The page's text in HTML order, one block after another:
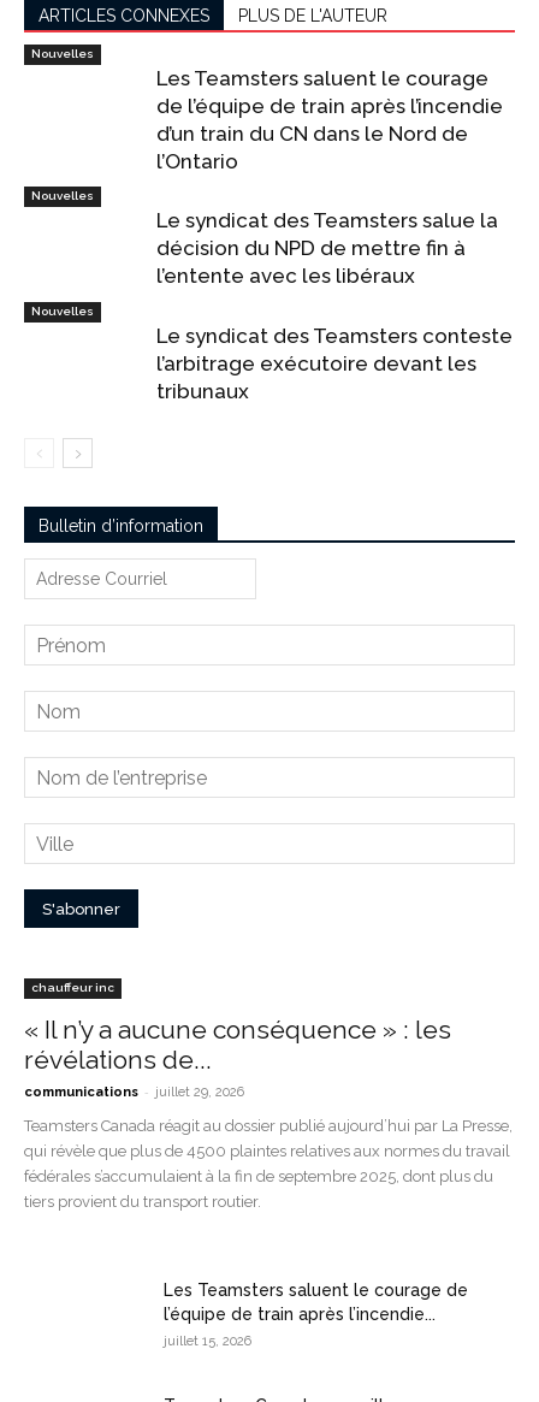
ARTICLES CONNEXES PLUS DE L'AUTEUR
Nouvelles
Les Teamsters saluent le courage
de l’équipe de train après l’incendie
d’un train du CN dans le Nord de
l’Ontario
Nouvelles
Le syndicat des Teamsters salue la
décision du NPD de mettre fin à
l’entente avec les libéraux
Nouvelles
Le syndicat des Teamsters conteste
l’arbitrage exécutoire devant les
tribunaux
Bulletin d’information
chauffeur inc
« Il n’y a aucune conséquence » : les
révélations de...
communications - juillet 29, 2026
Teamsters Canada réagit au dossier publié aujourd’hui par La Presse,
qui révèle que plus de 4500 plaintes relatives aux normes du travail
fédérales s’accumulaient à la fin de septembre 2025, dont plus du
tiers provient du transport routier.
Les Teamsters saluent le courage de
l’équipe de train après l’incendie...
juillet 15, 2026